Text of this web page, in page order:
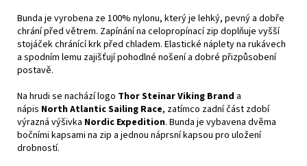
Bunda je vyrobena ze 100% nylonu, který je lehký, pevný a dobře
chrání před větrem. Zapínání na celopropínací zip doplňuje vyšší
stojáček chránící krk před chladem. Elastické náplety na rukávech
a spodním lemu zajišťují pohodlné nošení a dobré přizpůsobení
postavě.
Na hrudi se nachází logo Thor Steinar Viking Brand a
nápis North Atlantic Sailing Race, zatímco zadní část zdobí
výrazná výšivka Nordic Expedition. Bunda je vybavena dvěma
bočními kapsami na zip a jednou náprsní kapsou pro uložení
drobností.